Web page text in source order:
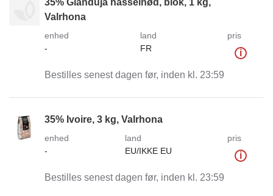
35% Gianduja hasselnød, blok, 1 kg,
Valrhona
enhed
-
land
FR
pris
i
Bestilles senest dagen før, inden kl. 23:59
35% Ivoire, 3 kg, Valrhona
enhed
-
land
EU/IKKE EU
pris
i
Bestilles senest dagen før, inden kl. 23:59